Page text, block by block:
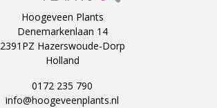
Hoogeveen Plants
Denemarkenlaan 14
2391PZ Hazerswoude-Dorp
Holland
0172 235 790
info@hoogeveenplants.nl